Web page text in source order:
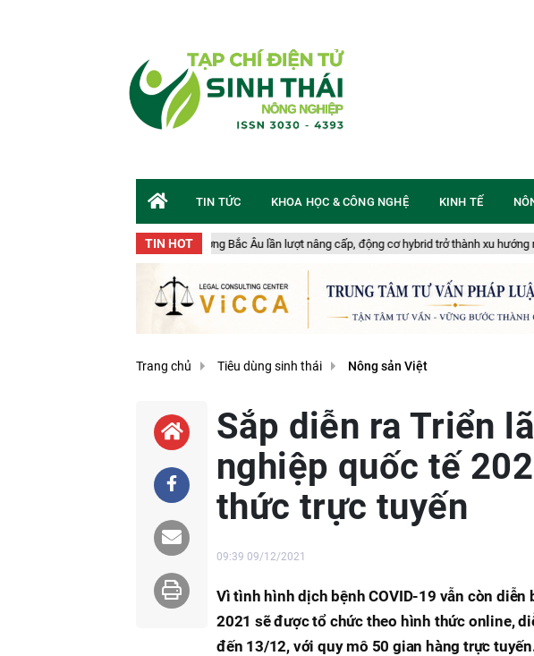
TIN HOT
Các tàu cá viễn dương Bắc Âu lần lượt nâng cấp, động cơ hybrid trở thành xu hướng mới
TIN TỨC KHOA HỌC & CÔNG NGHỆ KINH TẾ
Trang chủ Tiêu dùng sinh thái Nông sản Việt
Sắp diễn ra Triển
nghiệp quốc tế
thức trực tuyến
09:39 09/12/2021
Vì tình hình dịch bệnh COVID-19 vẫn còn
2021 sẽ được tổ chức theo hình thức online,
đến 13/12, với quy mô 50 gian hàng trực